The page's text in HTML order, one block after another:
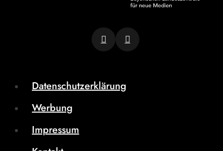
Datenschutzerklärung
Werbung
Impressum